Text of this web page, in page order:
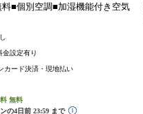
■個別空調■加湿機能付き空気
設定有り
カード決済・現地払い